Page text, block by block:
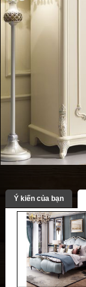
Ý kiến của bạn